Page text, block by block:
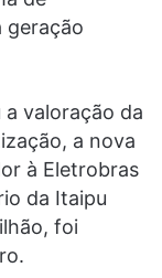
geração
valoração da
a nova
à Eletrobras
da Itaipu
foi